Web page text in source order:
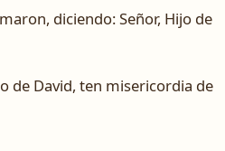
diciendo: Señor, Hijo de
de David, ten misericordia de